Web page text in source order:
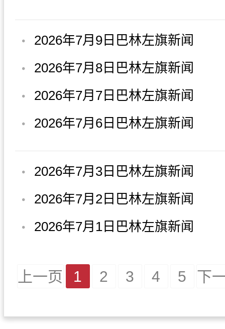
2026年7月9日巴林左旗新闻
2026年7月8日巴林左旗新闻
2026年7月7日巴林左旗新闻
2026年7月6日巴林左旗新闻
2026年7月3日巴林左旗新闻
2026年7月2日巴林左旗新闻
2026年7月1日巴林左旗新闻
上一页 1 2 3 4 5 下